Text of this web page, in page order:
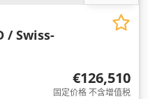
/ Swiss-
€126,510
固定价格 不含增值税